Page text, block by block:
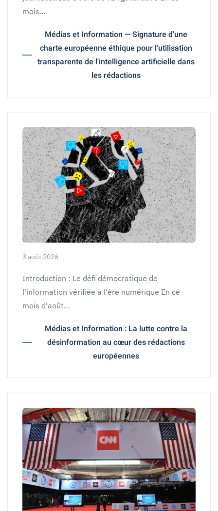
mois…
Médias et Information — Signature d'une
charte européenne éthique pour l'utilisation
transparente de l'intelligence artificielle dans
les rédactions
3 août 2026
Introduction : Le défi démocratique de
l'information vérifiée à l'ère numérique En ce
mois d'août…
Médias et Information : La lutte contre la
désinformation au cœur des rédactions
européennes